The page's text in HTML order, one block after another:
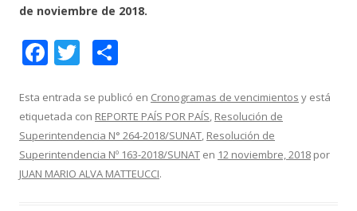
de noviembre de 2018.
F
e
b
o
o
T
itt
er
m
p
ar
ti
Esta entrada se publicó en Cronogramas de vencimientos y está
etiquetada con REPORTE PAÍS POR PAÍS, Resolución de
Superintendencia N° 264-2018/SUNAT, Resolución de
Superintendencia Nº 163-2018/SUNAT en 12 noviembre, 2018 por
JUAN MARIO ALVA MATTEUCCI.